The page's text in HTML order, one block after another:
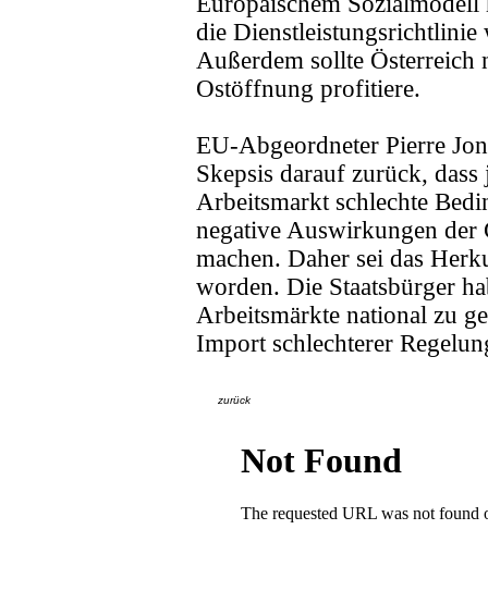
die
Außerdem sollte Österreich
Ostöffnung profitiere.
EU-Abgeordneter Pierre
Skepsis darauf zurück,
Arbeitsmarkt schlechte
negative Auswirkungen
machen. Daher sei das
worden. Die Staatsbürger
Arbeitsmärkte national zu
Import schlechterer
zurück